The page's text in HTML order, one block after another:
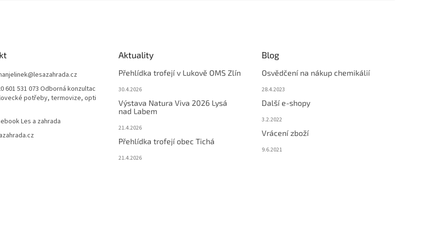
@lesazahrada.cz
601 531 073 Odborná konzultac
potřeby, termovize, opti
Les a zahrada
Aktuality
Přehlídka trofejí v Lukově OMS Zlín
30.4.2026
Výstava Natura Viva 2026 Lysá
nad Labem
21.4.2026
Přehlídka trofejí obec Tichá
21.4.2026
Blog
Osvědčení na nákup chemikálií
28.4.2023
Další e-shopy
3.2.2022
Vrácení zboží
9.6.2021